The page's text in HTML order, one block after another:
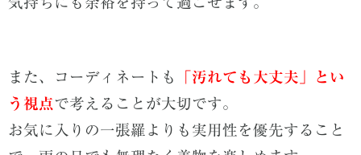
また、コーディネートも
「汚れても大丈夫」とい
う視点 で考えることが大切です。
お気に入りの一張羅よりも実用性を優先すること